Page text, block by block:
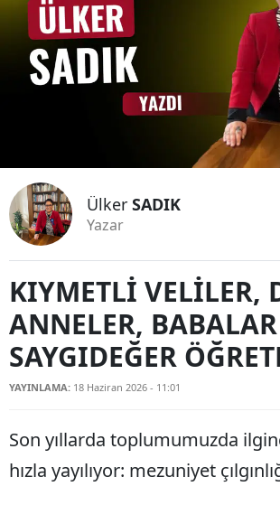
Bilecik
Bingöl
Bitlis
Bolu
Burdur
Çankırı
Çorum
Denizli
Elazığ
Ülker SADIK
Yazar
KIYMETLİ VELİLER,
ANNELER,
SAYGIDEĞER
YAYINLAMA: 18 Haziran 2026 - 11:01
Son yıllarda toplumumuzda
hızla yayılıyor: mezuniyet